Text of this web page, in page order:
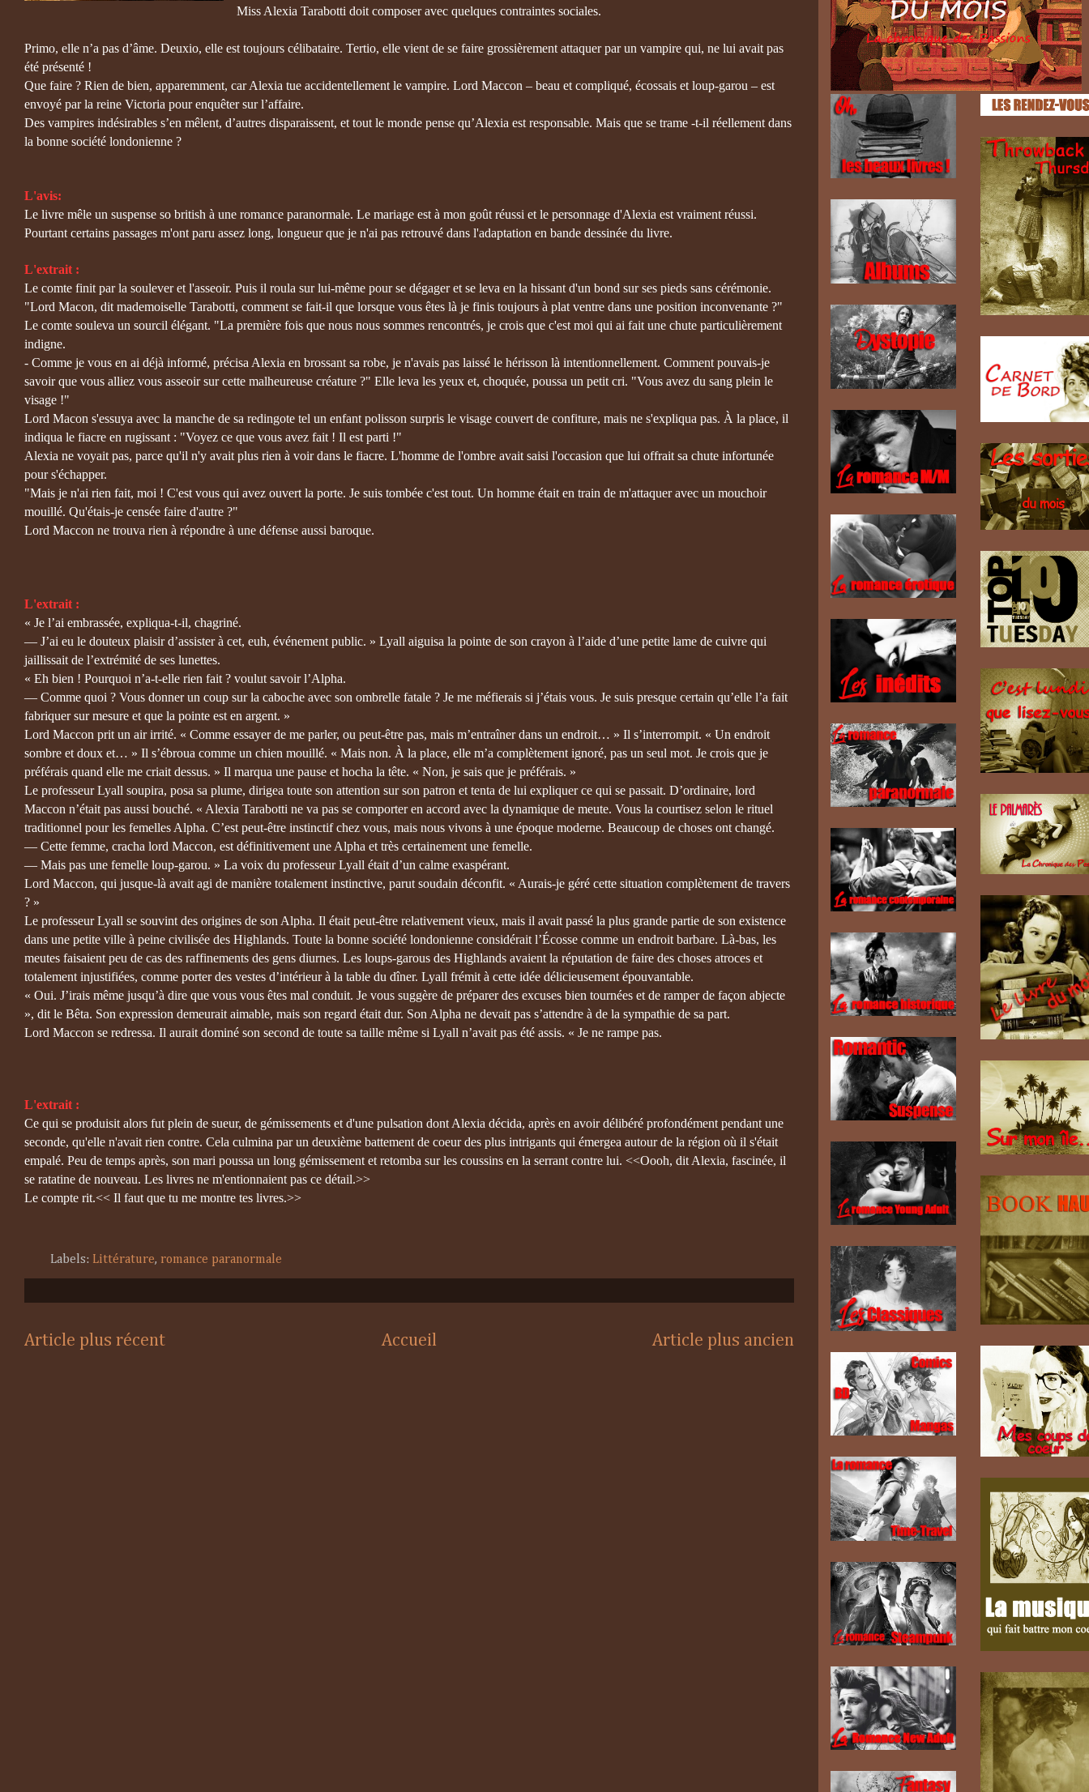
Miss Alexia Tarabotti doit composer avec quelques contraintes sociales.
Primo, elle n’a pas d’âme. Deuxio, elle est toujours célibataire. Tertio, elle vient de se faire grossièrement attaquer par un vampire qui, ne lui avait pas
été présenté !
Que faire ? Rien de bien, apparemment, car Alexia tue accidentellement le vampire. Lord Maccon – beau et compliqué, écossais et loup-garou – est
envoyé par la reine Victoria pour enquêter sur l’affaire.
Des vampires indésirables s’en mêlent, d’autres disparaissent, et tout le monde pense qu’Alexia est responsable. Mais que se trame -t-il réellement dans
la bonne société londonienne ?
L'avis:
Le livre mêle un suspense so british à une romance paranormale. Le mariage est à mon goût réussi et le personnage d'Alexia est vraiment réussi.
Pourtant certains passages m'ont paru assez long, longueur que je n'ai pas retrouvé dans l'adaptation en bande dessinée du livre.
L'extrait :
Le comte finit par la soulever et l'asseoir. Puis il roula sur lui-même pour se dégager et se leva en la hissant d'un bond sur ses pieds sans cérémonie.
"Lord Macon, dit mademoiselle Tarabotti, comment se fait-il que lorsque vous êtes là je finis toujours à plat ventre dans une position inconvenante ?"
Le comte souleva un sourcil élégant. "La première fois que nous nous sommes rencontrés, je crois que c'est moi qui ai fait une chute particulièrement
indigne.
- Comme je vous en ai déjà informé, précisa Alexia en brossant sa robe, je n'avais pas laissé le hérisson là intentionnellement. Comment pouvais-je
savoir que vous alliez vous asseoir sur cette malheureuse créature ?" Elle leva les yeux et, choquée, poussa un petit cri. "Vous avez du sang plein le
visage !"
Lord Macon s'essuya avec la manche de sa redingote tel un enfant polisson surpris le visage couvert de confiture, mais ne s'expliqua pas. À la place, il
indiqua le fiacre en rugissant : "Voyez ce que vous avez fait ! Il est parti !"
Alexia ne voyait pas, parce qu'il n'y avait plus rien à voir dans le fiacre. L'homme de l'ombre avait saisi l'occasion que lui offrait sa chute infortunée
pour s'échapper.
"Mais je n'ai rien fait, moi ! C'est vous qui avez ouvert la porte. Je suis tombée c'est tout. Un homme était en train de m'attaquer avec un mouchoir
mouillé. Qu'étais-je censée faire d'autre ?"
Lord Maccon ne trouva rien à répondre à une défense aussi baroque.
L'extrait :
« Je l’ai embrassée, expliqua-t-il, chagriné.
— J’ai eu le douteux plaisir d’assister à cet, euh, événement public. » Lyall aiguisa la pointe de son crayon à l’aide d’une petite lame de cuivre qui
jaillissait de l’extrémité de ses lunettes.
« Eh bien ! Pourquoi n’a-t-elle rien fait ? voulut savoir l’Alpha.
— Comme quoi ? Vous donner un coup sur la caboche avec son ombrelle fatale ? Je me méfierais si j’étais vous. Je suis presque certain qu’elle l’a fait
fabriquer sur mesure et que la pointe est en argent. »
Lord Maccon prit un air irrité. « Comme essayer de me parler, ou peut-être pas, mais m’entraîner dans un endroit… » Il s’interrompit. « Un endroit
sombre et doux et… » Il s’ébroua comme un chien mouillé. « Mais non. À la place, elle m’a complètement ignoré, pas un seul mot. Je crois que je
préférais quand elle me criait dessus. » Il marqua une pause et hocha la tête. « Non, je sais que je préférais. »
Le professeur Lyall soupira, posa sa plume, dirigea toute son attention sur son patron et tenta de lui expliquer ce qui se passait. D’ordinaire, lord
Maccon n’était pas aussi bouché. « Alexia Tarabotti ne va pas se comporter en accord avec la dynamique de meute. Vous la courtisez selon le rituel
traditionnel pour les femelles Alpha. C’est peut-être instinctif chez vous, mais nous vivons à une époque moderne. Beaucoup de choses ont changé.
— Cette femme, cracha lord Maccon, est définitivement une Alpha et très certainement une femelle.
— Mais pas une femelle loup-garou. » La voix du professeur Lyall était d’un calme exaspérant.
Lord Maccon, qui jusque-là avait agi de manière totalement instinctive, parut soudain déconfit. « Aurais-je géré cette situation complètement de travers
? »
Le professeur Lyall se souvint des origines de son Alpha. Il était peut-être relativement vieux, mais il avait passé la plus grande partie de son existence
dans une petite ville à peine civilisée des Highlands. Toute la bonne société londonienne considérait l’Écosse comme un endroit barbare. Là-bas, les
meutes faisaient peu de cas des raffinements des gens diurnes. Les loups-garous des Highlands avaient la réputation de faire des choses atroces et
totalement injustifiées, comme porter des vestes d’intérieur à la table du dîner. Lyall frémit à cette idée délicieusement épouvantable.
« Oui. J’irais même jusqu’à dire que vous vous êtes mal conduit. Je vous suggère de préparer des excuses bien tournées et de ramper de façon abjecte
», dit le Bêta. Son expression demeurait aimable, mais son regard était dur. Son Alpha ne devait pas s’attendre à de la sympathie de sa part.
Lord Maccon se redressa. Il aurait dominé son second de toute sa taille même si Lyall n’avait pas été assis. « Je ne rampe pas.
L'extrait :
Ce qui se produisit alors fut plein de sueur, de gémissements et d'une pulsation dont Alexia décida, après en avoir délibéré profondément pendant une
seconde, qu'elle n'avait rien contre. Cela culmina par un deuxième battement de coeur des plus intrigants qui émergea autour de la région où il s'était
empalé. Peu de temps après, son mari poussa un long gémissement et retomba sur les coussins en la serrant contre lui. <<Oooh, dit Alexia, fascinée, il
se ratatine de nouveau. Les livres ne m'entionnaient pas ce détail.>>
Le compte rit.<< Il faut que tu me montre tes livres.>>
Labels: Littérature, romance paranormale
Article plus récent Article plus ancien
Accueil